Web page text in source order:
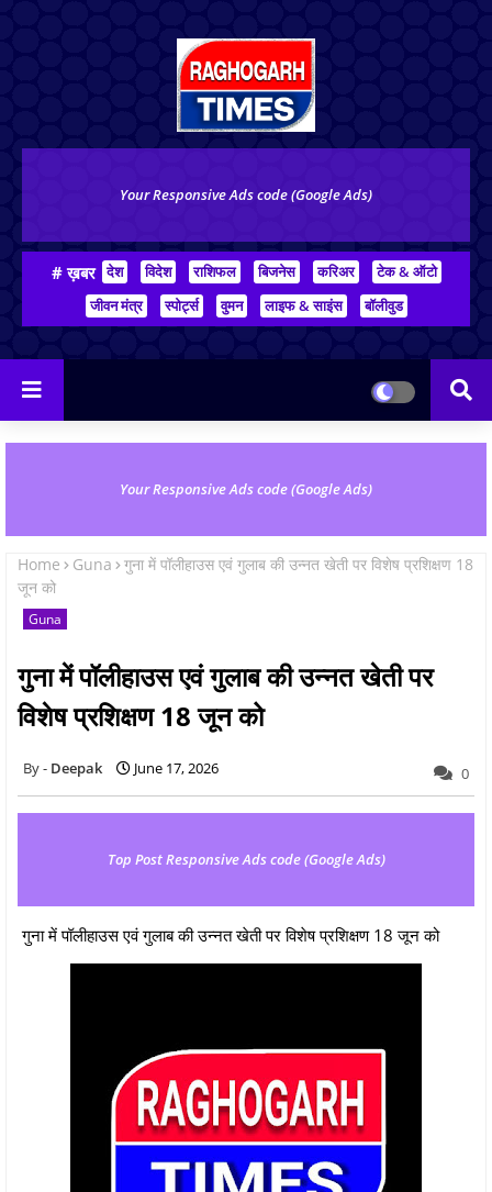
Your Responsive Ads code (Google Ads)
# ख़बर देश विदेश राशिफल बिजनेस करिअर
टेक & ऑटो
जीवन मंत्र
स्पोर्ट्स वुमन लाइफ & साइंस बॉलीवुड
Your Responsive Ads code (Google Ads)
Home Guna
गुना में पॉलीहाउस एवं गुलाब की उन्नत खेती पर विशेष प्रशिक्षण 18
जून को
Guna
गुना में पॉलीहाउस एवं गुलाब की उन्नत खेती पर
विशेष प्रशिक्षण 18 जून को
Deepak June 17, 2026 0
Top Post Responsive Ads code (Google Ads)
गुना में पॉलीहाउस एवं गुलाब की उन्नत खेती पर विशेष प्रशिक्षण 18 जून को